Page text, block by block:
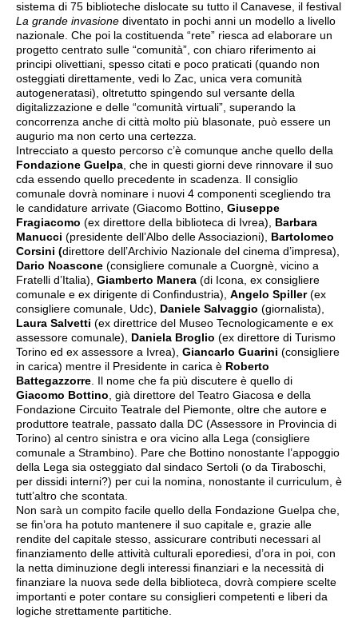
sistema di 75 biblioteche dislocate su tutto il Canavese, il festival
La grande invasione diventato in pochi anni un modello a livello
nazionale. Che poi la costituenda “rete” riesca ad elaborare un
progetto centrato sulle “comunità”, con chiaro riferimento ai
principi olivettiani, spesso citati e poco praticati (quando non
osteggiati direttamente, vedi lo Zac, unica vera comunità
autogeneratasi), oltretutto spingendo sul versante della
digitalizzazione e delle “comunità virtuali”, superando la
concorrenza anche di città molto più blasonate, può essere un
augurio ma non certo una certezza.
Intrecciato a questo percorso c’è comunque anche quello della
Fondazione Guelpa , che in questi giorni deve rinnovare il suo
cda essendo quello precedente in scadenza. Il consiglio
comunale dovrà nominare i nuovi 4 componenti scegliendo tra
le candidature arrivate (Giacomo Bottino, Giuseppe
Fragiacomo (ex direttore della biblioteca di Ivrea), Barbara
Manucci (presidente dell’Albo delle Associazioni), Bartolomeo
Corsini (direttore dell’Archivio Nazionale del cinema d’impresa),
Dario Noascone (consigliere comunale a Cuorgnè, vicino a
Fratelli d’Italia), Giamberto Manera (di Icona, ex consigliere
comunale e ex dirigente di Confindustria), Angelo Spiller(ex
consigliere comunale, Udc),
Daniele Salvaggio (giornalista),
Laura Salvetti (ex direttrice del Museo Tecnologicamente e ex
assessore comunale),
Daniela Broglio (ex direttore di Turismo
Torino ed ex assessore a Ivrea), Giancarlo Guarini (consigliere
in carica) mentre il Presidente in carica è Roberto
Battegazzorre . Il nome che fa più discutere è quello di
Giacomo Bottino , già direttore del Teatro Giacosa e della
Fondazione Circuito Teatrale del Piemonte, oltre che autore e
produttore teatrale, passato dalla DC (Assessore in Provincia di
Torino) al centro sinistra e ora vicino alla Lega (consigliere
comunale a Strambino). Pare che Bottino nonostante l’appoggio
della Lega sia osteggiato dal sindaco Sertoli (o da Tiraboschi,
per dissidi interni?) per cui la nomina, nonostante il curriculum, è
tutt’altro che scontata.
Non sarà un compito facile quello della Fondazione Guelpa che,
se fin’ora ha potuto mantenere il suo capitale e, grazie alle
rendite del capitale stesso, assicurare contributi necessari al
finanziamento delle attività culturali eporediesi, d’ora in poi, con
la netta diminuzione degli interessi finanziari e la necessità di
finanziare la nuova sede della biblioteca, dovrà compiere scelte
importanti e poter contare su consiglieri competenti e liberi da
logiche strettamente partitiche.